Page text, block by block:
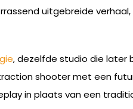
uitgebreide
, dezelfde studio die later
shooter met een
in plaats van een